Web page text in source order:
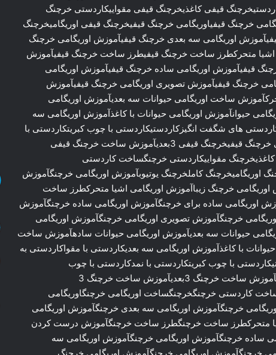
3بعدیآموزش ساخت خرچنگ قیفی 3 بعدیکاردستیخرچنگ قیفی کاغذیخرچنگ قیفی مقواییکاردستی خرچنگ
خرچنگ قیفیاوریگامی خرچنگ قیفیخرچنگ قیفی اوریگامیخرچنگ
اوریگامی سه بعدی خرچنگ قیفیآموزش اوریگامی خرچنگ
اشیا متحرکطرز ساخت خرچنگ قیفیطرز ساخت خرچنگ قیفیآموزش
قیفیآموزش اوریگامی ساده خرچنگ قیفیآموزش اوریگامی
خرچنگ قیفیآموزش تصویری اوریگامی خرچنگ قیفیآموزش
ساخت اوریگامی حیوانات سه بعدیآموزش اوریگامی
حیوانآموزش اوریگامی حیوانات با کاغذآموزش اوریگامی سه
های شگفت انگیزکاردستیکاردستی با چوب کبریتکاردستی با
نمدکاردستی با چوب خرچنگکاردستی اره با کاغذکاردستی خرچنگ قیفیخرچنگ قیفی 3بعدیآموزش ساخت خرچنگ قیفی
3 بعدیکاردستیخرچنگ کاغذیخرچنگ مقواییکاردستی خرچنگساخت کاردستی
اوریگامیخرچنگ کاملخرچنگ یوتیوبآموزش اوریگامی خرچنگآموزش
خرچنگ زیباآموزش اوریگامی اشیا متحرکطرز ساخت
ساده برای خرچنگآموزش اوریگامی ساده خرچنگآموزش
خرچنگآموزش تصویری اوریگامی خرچنگآموزش اوریگامی
حیوانات سه بعدیآموزش اوریگامی حیوانات سادهآموزش ساخت
با کاغذآموزش اوریگامی سه بعدیکاردستی با مقواکاردستی به
با چوب کبریتکاردستی با نمدکاردستی با چوب
خرچنگکاردستی اره با کاغذکاردستی خرچنگخرچنگ 3بعدیآموزش ساخت خرچنگ 3بعدیآموزش ساخت خرچنگ 3
کاردستی خرچنگخرچنگساخت اوریگامی خرچنگاوریگامی
خرچنگآموزش اوریگامی سه بعدی خرچنگآموزش اوریگامی
متحرکطرز ساخت خرچنگطرز ساخت خرچنگآموزش درست کردن
ساده خرچنگآموزش اوریگامی خرچنگآموزش اوریگامی سه